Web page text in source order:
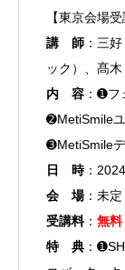
【東京会場受
講 師 ：三
ック）、髙
内 容 ：➊
➋MetiSmile
➌MetiSmile
日 時：
会 場：未定
受講料： 無料
特 典 ：